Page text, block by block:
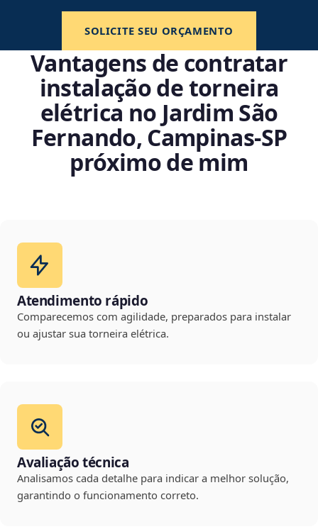
SOLICITE SEU ORÇAMENTO
Vantagens de contratar
instalação de torneira
elétrica no Jardim São
Fernando, Campinas‑SP
próximo de mim
Atendimento rápido
Comparecemos com agilidade, preparados para instalar
ou ajustar sua torneira elétrica.
Avaliação técnica
Analisamos cada detalhe para indicar a melhor solução,
garantindo o funcionamento correto.